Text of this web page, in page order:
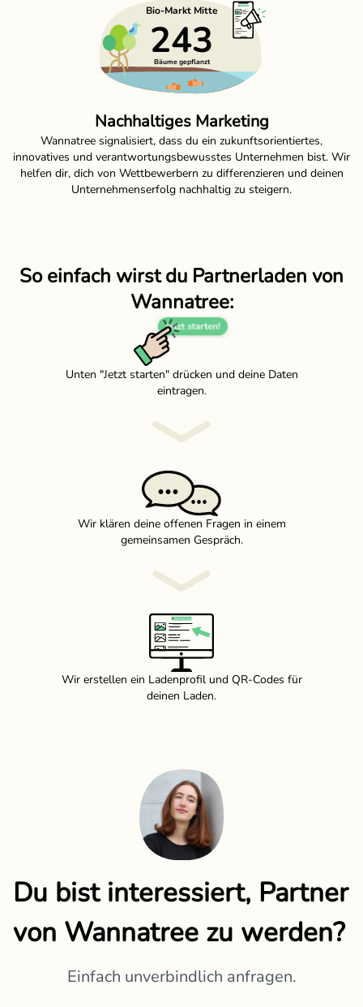
Nachhaltiges Marketing
Wannatree signalisiert, dass du ein zukunftsorientiertes,
innovatives und verantwortungsbewusstes Unternehmen bist. Wir
helfen dir, dich von Wettbewerbern zu differenzieren und deinen
Unternehmenserfolg nachhaltig zu steigern.
So einfach wirst du Partnerladen von
Wannatree:
Unten "Jetzt starten" drücken und deine Daten
eintragen.
Wir klären deine offenen Fragen in einem
gemeinsamen Gespräch.
Wir erstellen ein Ladenprofil und QR-Codes für
deinen Laden.
Du bist interessiert, Partner
von Wannatree zu werden?
Einfach unverbindlich anfragen.